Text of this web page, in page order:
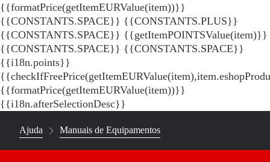
{{formatPrice(getItemEURValue(item))}}
{{CONSTANTS.SPACE}} {{CONSTANTS.PLUS}}
{{CONSTANTS.SPACE}} {{getItemPOINTSValue(item)}}
{{CONSTANTS.SPACE}} {{CONSTANTS.SPACE}}
{{i18n.points}}
{{formatPrice(getItemEURValue(item))}}
{{i18n.afterSelectionDesc}}
Ajuda Manuais de Equipamentos